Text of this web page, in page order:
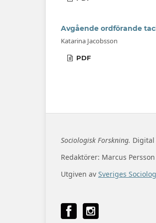
Avgående ordförande
Katarina Jacobsson
PDF
Sociologisk Forskning. Digital
Redaktörer: Marcus
Utgiven av Sveriges